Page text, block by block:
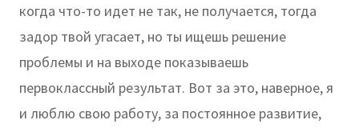
когда что-то идет не так, не получается, тогда
задор твой угасает, но ты ищешь решение
проблемы и на выходе показываешь
первоклассный результат. Вот за это, наверное, я
и люблю свою работу, за постоянное развитие,